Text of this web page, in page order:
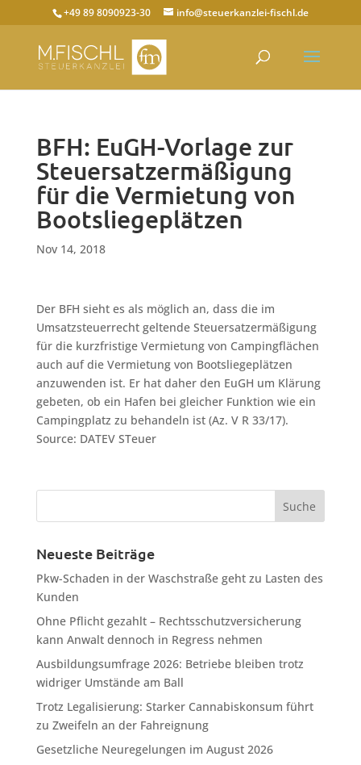
+49 89 8090923-30 info@steuerkanzlei-fischl.de
BFH: EuGH-Vorlage zur
Steuersatzermäßigung
für die Vermietung von
Bootsliegeplätzen
Nov 14, 2018
Der BFH sieht es als möglich an, dass die im
Umsatzsteuerrecht geltende Steuersatzermäßigung
für die kurzfristige Vermietung von Campingflächen
auch auf die Vermietung von Bootsliegeplätzen
anzuwenden ist. Er hat daher den EuGH um Klärung
gebeten, ob ein Hafen bei gleicher Funktion wie ein
Campingplatz zu behandeln ist (Az. V R 33/17).
Source: DATEV STeuer
Neueste Beiträge
Pkw-Schaden in der Waschstraße geht zu Lasten des
Kunden
Ohne Pflicht gezahlt – Rechtsschutzversicherung
kann Anwalt dennoch in Regress nehmen
Ausbildungsumfrage 2026: Betriebe bleiben trotz
widriger Umstände am Ball
Trotz Legalisierung: Starker Cannabiskonsum führt
zu Zweifeln an der Fahreignung
Gesetzliche Neuregelungen im August 2026